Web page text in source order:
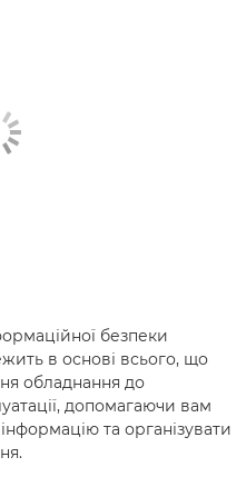
безпеки
в основі всього, що
обладнання до
допомагаючи вам
та організувати